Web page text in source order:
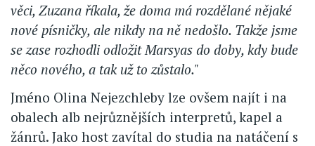
věci, Zuzana říkala, že doma má rozdělané nějaké
nové písničky, ale nikdy na ně nedošlo. Takže jsme
se zase rozhodli odložit Marsyas do doby, kdy bude
něco nového, a tak už to zůstalo."
Jméno Olina Nejezchleby lze ovšem najít i na
obalech alb nejrůznějších interpretů, kapel a
žánrů. Jako host zavítal do studia na natáčení s